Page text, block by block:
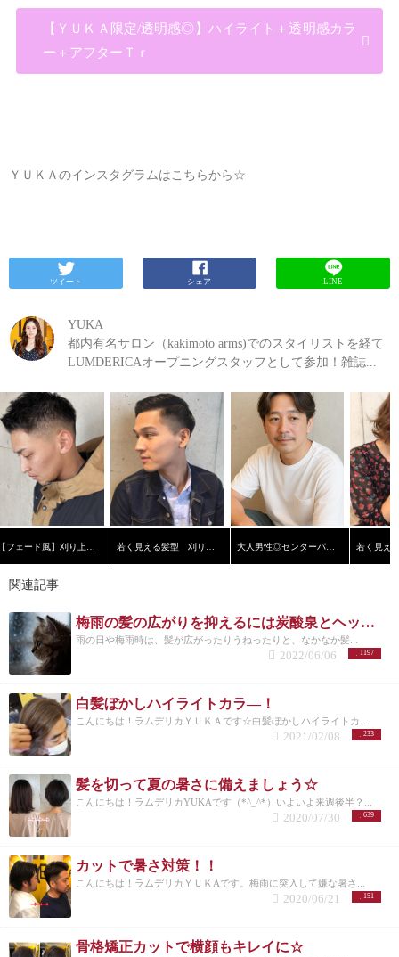
【ＹＵＫＡ限定/透明感◎】ハイライト＋透明感カラ
ー＋アフターＴｒ
ＹＵＫＡのインスタグラムはこちらから☆
ツイート シェア LINE
YUKA
都内有名サロン（kakimoto arms)でのスタイリストを経て
LUMDERICAオープニングスタッフとして参加！雑誌...
大人男性◎センターパート
関連記事
梅雨の髪の広がりを抑えるには炭酸泉とヘッドスパ！？！？
雨の日や梅雨時は、髪が広がったりうねったりと、なかなか髪...
1197
2022/06/06
白髪ぼかしハイライトカラ―！
こんにちは！ラムデリカＹＵＫＡです☆白髪ぼかしハイライトカ...
233
2021/02/08
髪を切って夏の暑さに備えましょう☆
こんにちは！ラムデリカYUKAです（*^_^*）いよいよ来週後半？...
639
2020/07/30
カットで暑さ対策！！
こんにちは！ラムデリカＹＵＫAです。梅雨に突入して嫌な暑さ...
151
2020/06/21
骨格矯正カットで横顔もキレイに☆